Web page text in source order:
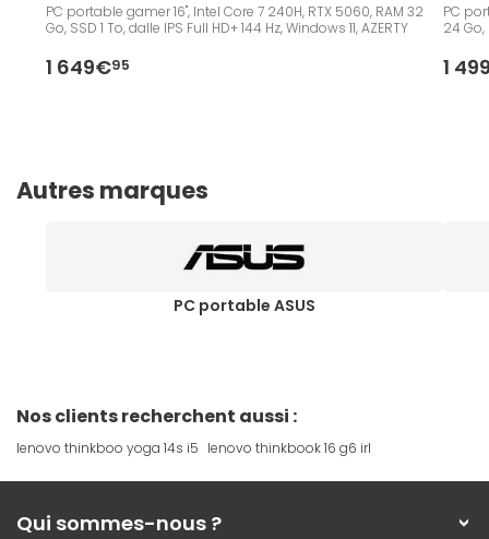
PC portable gamer 16", Intel Core 7 240H, RTX 5060, RAM 32
Go, SSD 1 To, dalle IPS Full HD+ 144 Hz, Windows 11, AZERTY
1 649€95
PC
24 Go,
1
Autres marques
PC portable ASUS
Nos clients recherchent aussi :
lenovo thinkboo yoga 14s i5 lenovo thinkbook 16 g6 irl
Qui sommes-nous ?